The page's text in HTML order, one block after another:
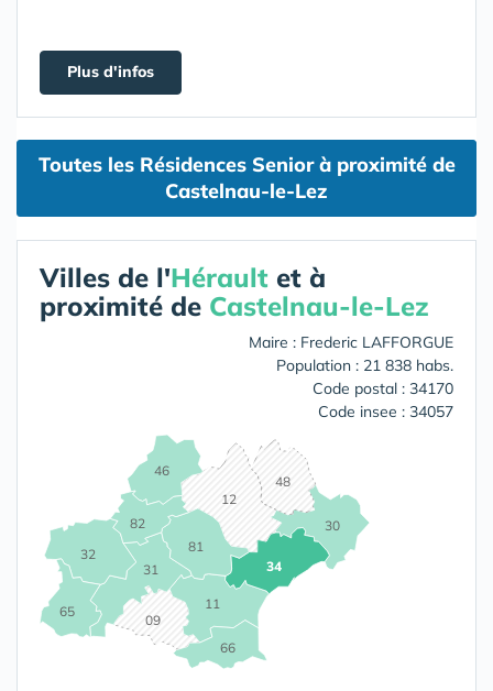
Plus d'infos
Toutes les Résidences Senior à proximité de
Castelnau-le-Lez
Villes de l'Hérault et à
proximité de Castelnau-le-Lez
Maire : Frederic LAFFORGUE
Population : 21 838 habs.
Code postal : 34170
Code insee : 34057
09
11
12
30
31
32
34
46
48
65
66
81
82